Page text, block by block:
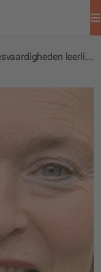
Podcast #16: Leesvaardigheden leerlingen verbeteren